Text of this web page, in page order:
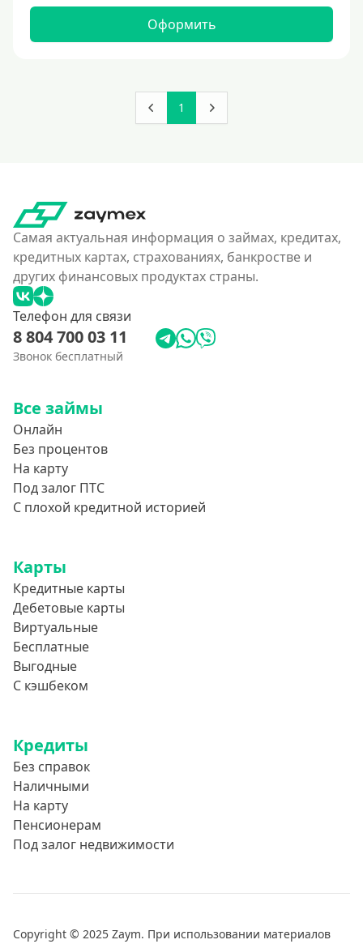
Оформить
1
Самая актуальная информация о займах, кредитах,
кредитных картах, страхованиях, банкростве и
других финансовых продуктах страны.
Телефон для связи
8 804 700 03 11
Звонок бесплатный
Все займы
Онлайн
Без процентов
На карту
Под залог ПТС
С плохой кредитной историей
Карты
Кредитные карты
Дебетовые карты
Виртуальные
Бесплатные
Выгодные
С кэшбеком
Кредиты
Без справок
Наличными
На карту
Пенсионерам
Под залог недвижимости
Copyright © 2025 Zaym. При использовании материалов